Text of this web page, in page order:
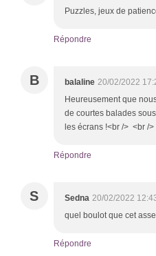
Puzzles, jeux de
Répondre
B balaline 20/02/2022
Heureusement que
de courtes balades
les écrans !<br /> <br />
Répondre
S Sedna 20/02/2022
quel boulot que cet
Répondre